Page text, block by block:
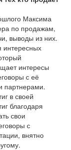
Максима
по продажам,
выводы из них.
интересных
интересы
с её
партнерами.
в своей
благодаря
свои
с
внятно